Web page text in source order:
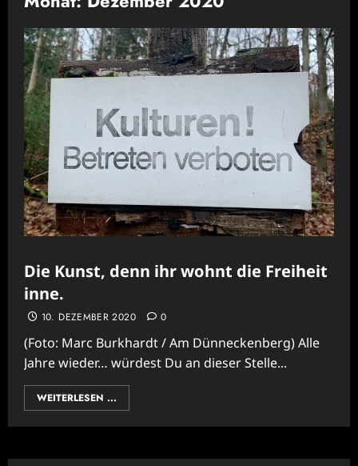
Die Kunst, denn ihr wohnt die Freiheit
inne.
10. DEZEMBER 2020 0
(Foto: Marc Burkhardt / Am Dünneckenberg) Alle
Jahre wieder… würdest Du an dieser Stelle...
WEITERLESEN ...